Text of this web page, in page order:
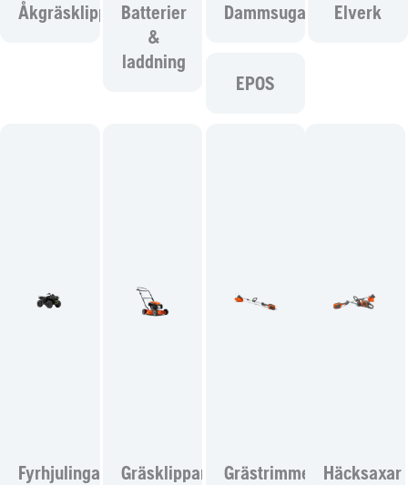
ÅkgräsklippareBatterier
&
laddning
Dammsugare Elverk
EPOS
Fyrhjulingar Gräsklippare GrästrimmersHäcksaxar